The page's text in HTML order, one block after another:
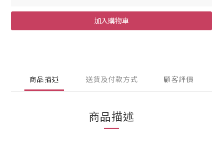
加入購物車
商品描述 送貨及付款方式 顧客評價
商品描述